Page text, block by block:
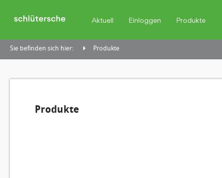
Aktuell Einloggen Produkte
Sie befinden sich hier: Produkte
Produkte